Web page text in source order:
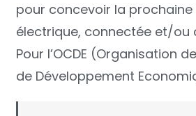
pour concevoir la
électrique, connectée et/ou
Pour l’OCDE (Organisation
de Développement